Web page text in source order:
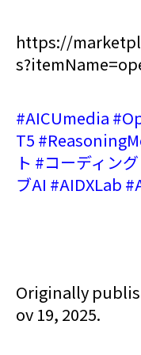
https://
#AICUmedia
T5
ト #コーディング
ブAI #AIDXLab
Originally
ov 19, 2025.